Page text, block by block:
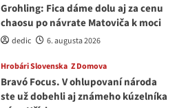
Grohling: Fica dáme dolu aj za cenu
chaosu po návrate Matoviča k moci
dedic 6. augusta 2026
Hrobári Slovenska Z Domova
Bravó Focus. V ohlupovaní národa
ste už dobehli aj známeho kúzelníka